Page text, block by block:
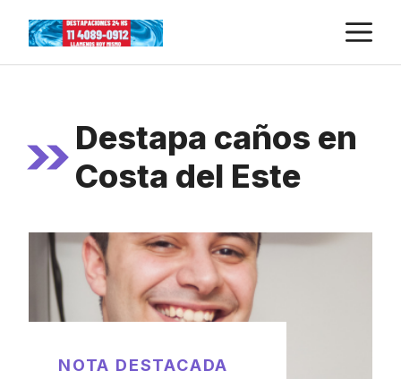
content
Destapa caños en
Costa del Este
NOTA DESTACADA